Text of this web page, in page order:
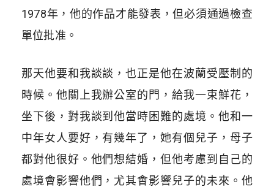
1978年，他的作品才能發表，但必須通過檢查
單位批准。
那天他要和我談談，也正是他在波蘭受壓制的
時候。他關上我辦公室的門，給我一束鮮花，
坐下後，對我談到他當時困難的處境。他和一
中年女人要好，有幾年了，她有個兒子，母子
都對他很好。他們想結婚，但他考慮到自己的
處境會影響他們，尤其會影響兒子的未來。他